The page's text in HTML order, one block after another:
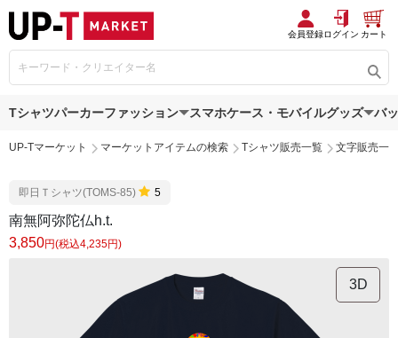
会員登録ログイン カート
Tシャツパーカーファッション スマホケース・モバイルグッズ バ
UP-Tマーケット マーケットアイテムの検索 Tシャツ販売一覧 文字販売一
即日Ｔシャツ(TOMS-85) 5
南無阿弥陀仏h.t.
3,850円(税込4,235円)
3D